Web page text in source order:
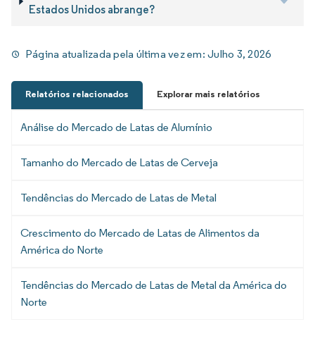
Estados Unidos abrange?
Página atualizada pela última vez em:Julho 3, 2026
Relatórios relacionados Explorar mais relatórios
Análise do Mercado de Latas de Alumínio
Tamanho do Mercado de Latas de Cerveja
Tendências do Mercado de Latas de Metal
Crescimento do Mercado de Latas de Alimentos da
América do Norte
Tendências do Mercado de Latas de Metal da América do
Norte